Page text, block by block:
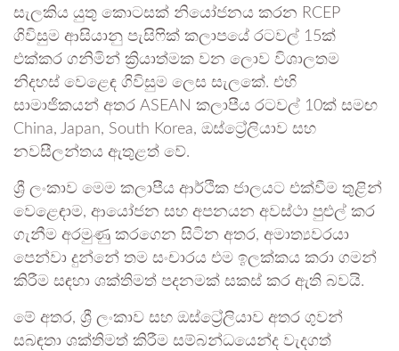
සැලකිය යුතු කොටසක් නියෝජනය කරන RCEP
ගිවිසුම ආසියානු පැසිෆික් කලාපයේ රටවල් 15ක්
එක්කර ගනිමින් ක්‍රියාත්මක වන ලොව විශාලතම
නිදහස් වෙළෙඳ ගිවිසුම ලෙස සැලකේ. එහි
සාමාජිකයන් අතර ASEAN කලාපීය රටවල් 10ක් සමඟ
China, Japan, South Korea, ඔස්ට්‍රේලියාව සහ
නවසීලන්තය ඇතුළත් වේ.
ශ්‍රී ලංකාව මෙම කලාපීය ආර්ථික ජාලයට එක්වීම තුළින්
වෙළෙඳාම, ආයෝජන සහ අපනයන අවස්ථා පුළුල් කර
ගැනීම අරමුණු කරගෙන සිටින අතර, අමාත්‍යවරයා
පෙන්වා දුන්නේ තම සංචාරය එම ඉලක්කය කරා ගමන්
කිරීම සඳහා ශක්තිමත් පදනමක් සකස් කර ඇති බවයි.
මේ අතර, ශ්‍රී ලංකාව සහ ඔස්ට්‍රේලියාව අතර ගුවන්
සබඳතා ශක්තිමත් කිරීම සම්බන්ධයෙන්ද වැදගත්